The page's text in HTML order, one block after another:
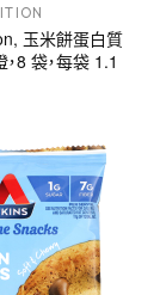
玉米餅蛋白質
8 袋，每袋 1.1